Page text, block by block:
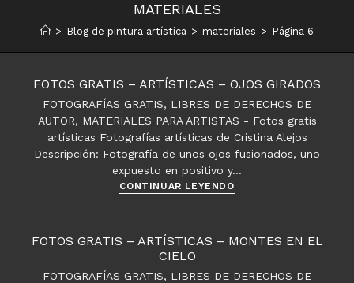
MATERIALES
> Blog de pintura artística > materiales > Página 6
FOTOS GRATIS – ARTÍSTICAS – OJOS GIRADOS
FOTOGRAFÍAS GRATIS, LIBRES DE DERECHOS DE
AUTOR, MATERIALES PARA ARTISTAS - Fotos gratis
artísticas Fotografías artísticas de Cristina Alejos
Descripción: Fotografía de unos ojos fusionados, uno
expuesto en positivo y…
CONTINUAR LEYENDOFotos
Artísticas
FOTOS GRATIS – ARTÍSTICAS – MONTES EN EL
CIELO
FOTOGRAFÍAS GRATIS, LIBRES DE DERECHOS DE